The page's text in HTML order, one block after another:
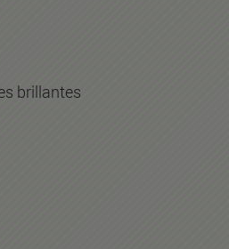
brillantes